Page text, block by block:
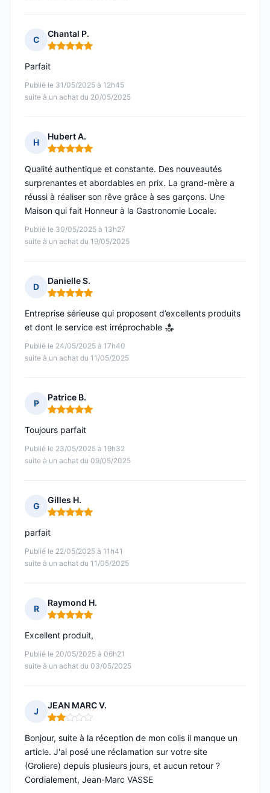
C
Chantal P.
Note : 5 sur 5
Publié le 31/05/2025 à 12h45
suite à un achat du 20/05/2025
Parfait
H
Hubert A.
Note : 5 sur 5
Publié le 30/05/2025 à 13h27
suite à un achat du 19/05/2025
Qualité authentique et constante. Des nouveautés
surprenantes et abordables en prix. La grand-mère a
réussi à réaliser son rêve grâce à ses garçons. Une
Maison qui fait Honneur à la Gastronomie Locale.
D
Danielle S.
Note : 5 sur 5
Publié le 24/05/2025 à 17h40
suite à un achat du 11/05/2025
Entreprise sérieuse qui proposent d’excellents produits
et dont le service est irréprochable
P
Patrice B.
Note : 5 sur 5
Publié le 23/05/2025 à 19h32
suite à un achat du 09/05/2025
Toujours parfait
G
Gilles H.
Note : 5 sur 5
Publié le 22/05/2025 à 11h41
suite à un achat du 11/05/2025
parfait
R
Raymond H.
Note : 5 sur 5
Publié le 20/05/2025 à 06h21
suite à un achat du 03/05/2025
Excellent produit,
J
JEAN MARC V.
Note : 2 sur 5
Bonjour, suite à la réception de mon colis il manque un
article. J'ai posé une réclamation sur votre site
(Groliere) depuis plusieurs jours, et aucun retour ?
Cordialement, Jean-Marc VASSE